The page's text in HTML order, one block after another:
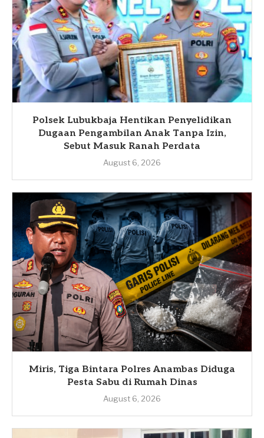
Polsek Lubukbaja Hentikan Penyelidikan
Dugaan Pengambilan Anak Tanpa Izin,
Sebut Masuk Ranah Perdata
August 6, 2026
Miris, Tiga Bintara Polres Anambas Diduga
Pesta Sabu di Rumah Dinas
August 6, 2026